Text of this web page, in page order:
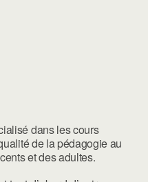
dans les cours
de la pédagogie au
et des adultes.